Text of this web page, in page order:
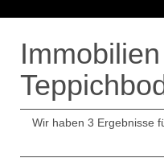
Wir haben 3 Ergebnisse